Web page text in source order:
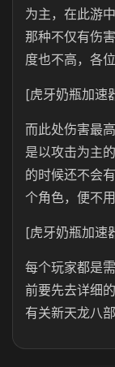
为主，在此游
那种不仅有伤
度也不高，各
[虎牙奶瓶加速
而此处伤害最
是以攻击为主
的时候还不会
个角色，便不
[虎牙奶瓶加速
每个玩家都是
前要先去详细
有关新天龙八